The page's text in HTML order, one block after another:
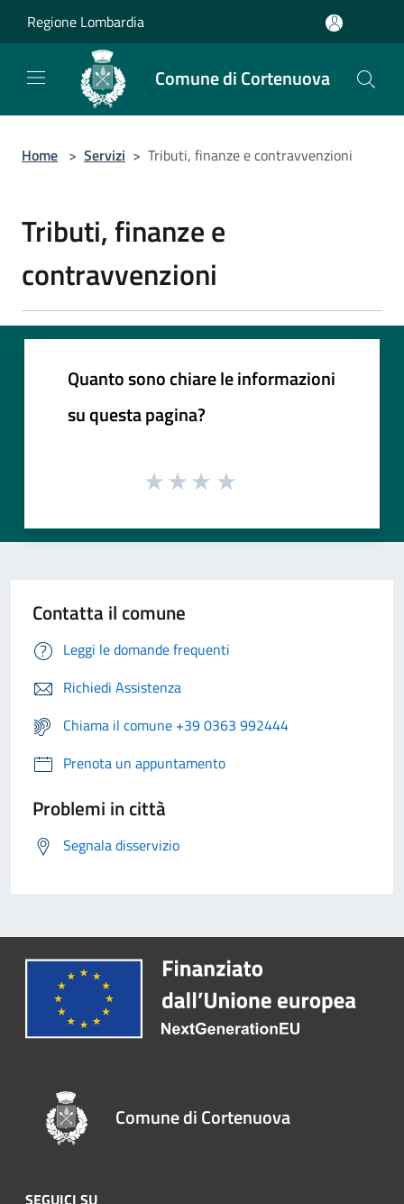
Regione Lombardia
Comune di Cortenuova
Home > Servizi > Tributi, finanze e contravvenzioni
Tributi, finanze e
contravvenzioni
Quanto sono chiare le informazioni
su questa pagina?
Contatta il comune
Leggi le domande frequenti
Richiedi Assistenza
Chiama il comune +39 0363 992444
Prenota un appuntamento
Problemi in città
Segnala disservizio
Comune di Cortenuova
SEGUICI SU